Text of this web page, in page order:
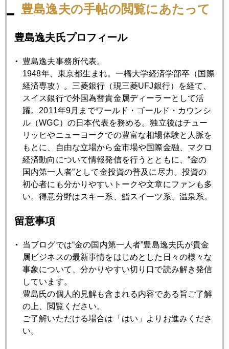
1月 2月 3月 4月 5月 6月
7月 8月
2017年02月28日
トランプ演説の注目点
2017年02月27日
トランプ演説待ちの市場
2017年02月24日
米国新財務長官デビュー、ヘリマネ連想発言も
ＦＲＢ、利上げしたくても出来ない悩み
2017年02月22日
トランプ政権の内部亀裂
2017年02月21日
商品ＥＴＦ
豊島逸夫の手帖の閲覧にあたって
豊島逸夫氏プロフィール
豊島逸夫事務所代表。
1948年、東京都生まれ。一橋大学経済学部卒（国際
経済専攻）。三菱銀行（現三菱UFJ銀行）を経て、
スイス銀行で外国為替貴金属ディーラーとして活
躍。2011年9月までワールド・ゴールド・カウンシ
ル（WGC）の日本代表を務める。独立後はチュー
リッヒやニューヨークでの豊富な相場体験と人脈を
もとに、自由な立場から金市場や国際金融、マクロ
経済動向について情報発信を行うとともに、“金の
国内第一人者”として金投資の普及に尽力。投資の
初心者にも分かりやすいトークや文章にファンも多
い。得意分野はスキー系、鮨スイーツ系、温泉系。
留意事項
当ブログでは“金の国内第一人者”豊島逸夫氏が貴金
属ビジネスの最新事情をはじめとした日々の様々な
事象について、分かりやすい切り口で読み解き発信
しています。
豊島氏の個人的見解も含まれる内容である旨ご了解
の上、閲覧ください。
ご了解いただける場合は「はい」よりお進みくださ
い。